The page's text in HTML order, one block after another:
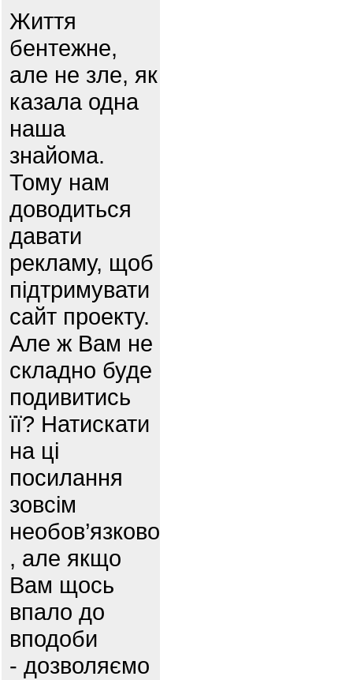
Життя
бентежне,
але не зле, як
казала одна
наша
знайома.
Тому нам
доводиться
давати
рекламу, щоб
підтримувати
сайт проекту.
Але ж Вам не
складно буде
подивитись
її? Натискати
на ці
посилання
зовсім
необов’язково
, але якщо
Вам щось
впало до
вподоби
- дозволяємо